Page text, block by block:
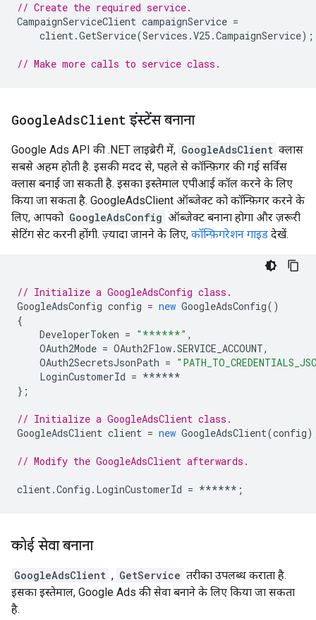
// Create the required service.
CampaignServiceClient campaignService =
client.GetService(Services .V25 .CampaignService);
// Make more calls to service class.
GoogleAdsClient इंस्टेंस बनाना
Google Ads API की .NET लाइब्रेरी में, GoogleAdsClient क्लास
सबसे अहम होती है. इसकी मदद से, पहले से कॉन्फ़िगर की गई सर्विस
क्लास बनाई जा सकती है. इसका इस्तेमाल एपीआई कॉल करने के लिए
किया जा सकता है. GoogleAdsClient ऑब्जेक्ट को कॉन्फ़िगर करने के
लिए, आपको GoogleAdsConfig ऑब्जेक्ट बनाना होगा और ज़रूरी
सेटिंग सेट करनी होंगी. ज़्यादा जानने के लिए, कॉन्फ़िगरेशन गाइड देखें.
// Initialize a GoogleAdsConfig class.
GoogleAdsConfig config = new GoogleAdsConfig()
{
DeveloperToken = "******" ,
OAuth2Mode = OAuth2Flow.SERVICE_ACCOUNT,
OAuth2SecretsJsonPath =
LoginCustomerId = ******
};
// Initialize a GoogleAdsClient class.
GoogleAdsClient client = new GoogleAdsClient(config
// Modify the GoogleAdsClient afterwards.
client.Config . LoginCustomerId = ****** ;
कोई सेवा बनाना
GoogleAdsClient , GetService तरीका उपलब्ध कराता है.
इसका इस्तेमाल, Google Ads की सेवा बनाने के लिए किया जा सकता
है.